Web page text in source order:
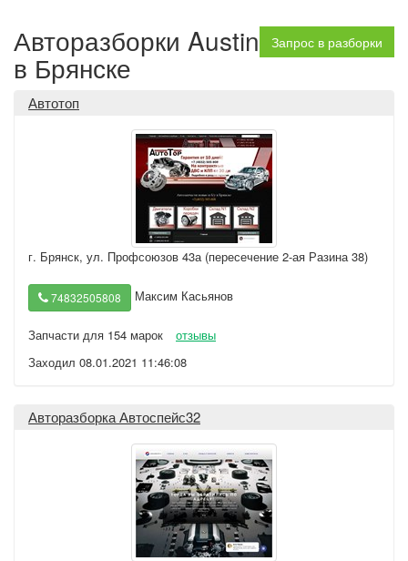
Запрос в разборки
Авторазборки Austin
в Брянске
Автотоп
г. Брянск, ул. Профсоюзов 43а (пересечение 2-ая Разина 38)
74832505808 Максим Касьянов
Запчасти для 154 марок
отзывы
Заходил 08.01.2021 11:46:08
Авторазборка Автоспейс32